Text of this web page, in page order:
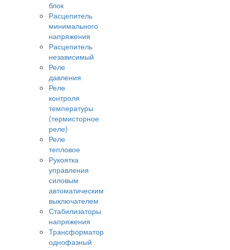
блок
Расцепитель
минимального
напряжения
Расцепитель
независимый
Реле
давления
Реле
контроля
температуры
(термисторное
реле)
Реле
тепловое
Рукоятка
управления
силовым
автоматическим
выключателем
Стабилизаторы
напряжения
Трансформатор
однофазный